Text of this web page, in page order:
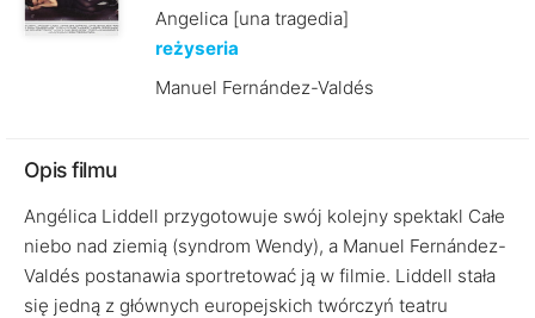
Angelica [una tragedia]
reżyseria
Manuel Fernández-Valdés
Opis filmu
Angélica Liddell przygotowuje swój kolejny spektakl Całe
niebo nad ziemią (syndrom Wendy), a Manuel Fernández-
Valdés postanawia sportretować ją w filmie. Liddell stała
się jedną z głównych europejskich twórczyń teatru